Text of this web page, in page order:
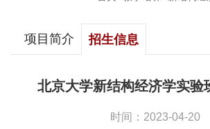
项目简介 招生信息
北京大学新结构经济学实验
时间：2023-04-20